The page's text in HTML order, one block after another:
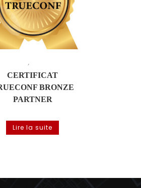
,
CERTIFICAT
BRONZE
PARTNER
Lire la suite